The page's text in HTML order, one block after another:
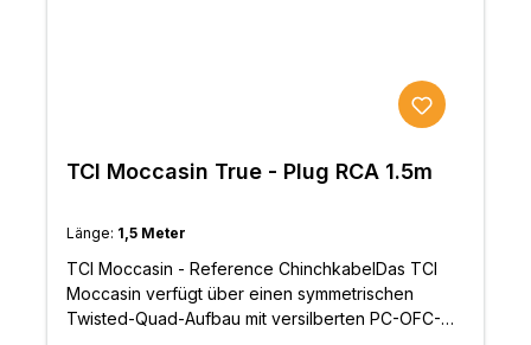
TCI Moccasin True - Plug RCA 1.5m
Länge: 1,5 Meter
TCI Moccasin - Reference ChinchkabelDas TCI
Moccasin verfügt über einen symmetrischen
Twisted-Quad-Aufbau mit versilberten PC-OFC-